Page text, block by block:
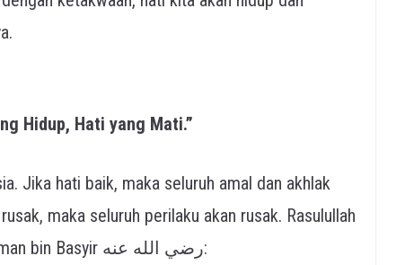
Hidup, Hati yang Mati.”
Jika hati baik, maka seluruh amal dan akhlak
maka seluruh perilaku akan rusak. Rasulullah
ﷺ bersabda dalam hadits riwayat an-Nu‘man bin Basyir رضي الله عنه: